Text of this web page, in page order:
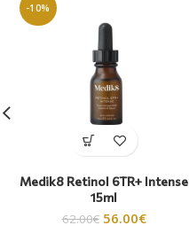
-10%
Medik8 Retinol 6TR+ Intense
15ml
62.00€ 56.00€